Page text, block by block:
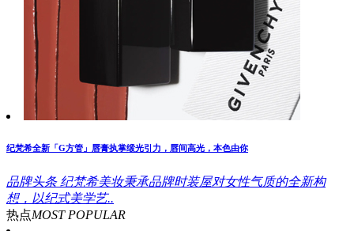
纪梵希全新「G方管」唇膏执掌缎光引力，唇间高光，本色由你
品牌头条 纪梵希美妆秉承品牌时装屋对女性气质的全新构
想，以纪式美学艺..
热点MOST POPULAR